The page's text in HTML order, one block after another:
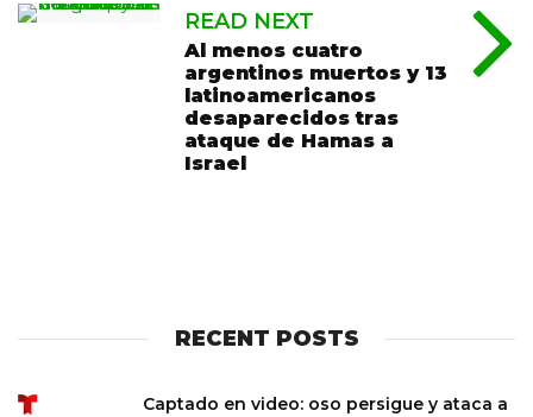
READ NEXT
Al menos cuatro
argentinos muertos y 13
latinoamericanos
desaparecidos tras
ataque de Hamas a
Israel
RECENT POSTS
Captado en video: oso persigue y ataca a